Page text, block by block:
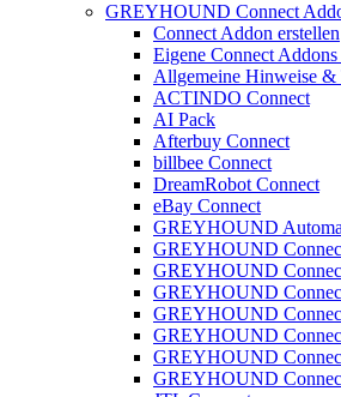
GREYHOUND Connect
Connect Addon erstellen
Eigene Connect
Allgemeine Hinweise &
ACTINDO Connect
AI Pack
Afterbuy Connect
billbee Connect
DreamRobot Connect
eBay Connect
GREYHOUND
GREYHOUND
GREYHOUND
GREYHOUND
GREYHOUND
GREYHOUND
GREYHOUND
GREYHOUND